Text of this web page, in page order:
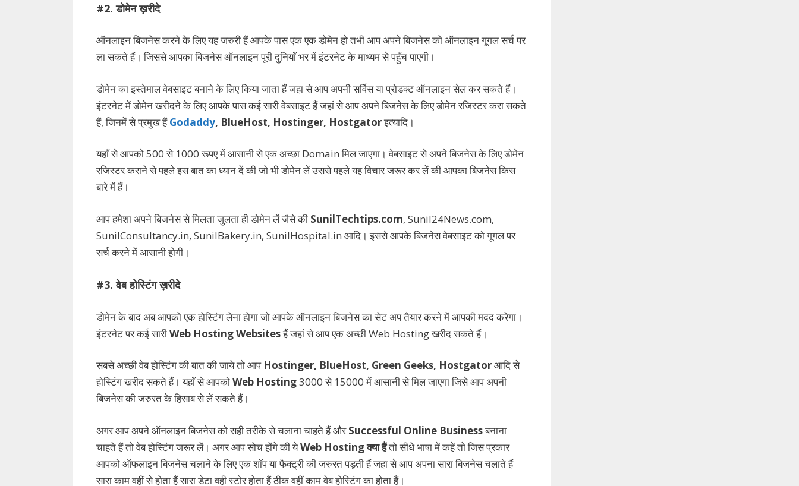
#2. डोमेन ख़रीदे
ऑनलाइन बिजनेस करने के लिए यह जरुरी हैं आपके पास एक एक डोमेन हो तभी आप अपने बिजनेस को ऑनलाइन गूगल सर्च पर
ला सकते हैं। जिससे आपका बिजनेस ऑनलाइन पूरी दुनियाँ भर में इंटरनेट के माध्यम से पहुँच पाएगी।
डोमेन का इस्तेमाल वेबसाइट बनाने के लिए किया जाता हैं जहा से आप अपनी सर्विस या प्रोडक्ट ऑनलाइन सेल कर सकते हैं।
इंटरनेट में डोमेन खरीदने के लिए आपके पास कई सारी वेबसाइट हैं जहां से आप अपने बिजनेस के लिए डोमेन रजिस्टर करा सकते
हैं, जिनमें से प्रमुख हैंGodaddy, BlueHost, Hostinger, Hostgatorइत्यादि।
यहाँ से आपको 500 से 1000 रूपए में आसानी से एक अच्छा Domain मिल जाएगा। वेबसाइट से अपने बिजनेस के लिए डोमेन
रजिस्टर कराने से पहले इस बात का ध्यान दें की जो भी डोमेन लें उससे पहले यह विचार जरूर कर लें की आपका बिजनेस किस
बारे में हैं।
आप हमेशा अपने बिजनेस से मिलता जुलता ही डोमेन लें जैसे की SunilTechtips.com, Sunil24News.com,
SunilConsultancy.in, SunilBakery.in, SunilHospital.in आदि। इससे आपके बिजनेस वेबसाइट को गूगल पर
सर्च करने में आसानी होगी।
#3. वेब होस्टिंग ख़रीदे
डोमेन के बाद अब आपको एक होस्टिंग लेना होगा जो आपके ऑनलाइन बिजनेस का सेट अप तैयार करने में आपकी मदद करेगा।
इंटरनेट पर कई सारीWeb Hosting Websitesहैं जहां से आप एक अच्छी Web Hosting खरीद सकते हैं।
सबसे अच्छी वेब होस्टिंग की बात की जाये तो आपHostinger, BlueHost, Green Geeks, Hostgatorआदि से
होस्टिंग खरीद सकते हैं। यहाँ से आपकोWeb Hosting3000 से 15000 में आसानी से मिल जाएगा जिसे आप अपनी
बिजनेस की जरुरत के हिसाब से लें सकते हैं।
अगर आप अपने ऑनलाइन बिजनेस को सही तरीके से चलाना चाहते हैं औरSuccessful Online Businessबनाना
चाहते हैं तो वेब होस्टिंग जरूर लें। अगर आप सोच होंगे की येWeb Hosting क्या हैंतो सीधे भाषा में कहें तो जिस प्रकार
आपको ऑफलाइन बिजनेस चलाने के लिए एक शॉप या फैक्ट्री की जरुरत पड़ती हैं जहा से आप अपना सारा बिजनेस चलाते हैं
सारा काम वहीं से होता हैं सारा डेटा वही स्टोर होता हैं ठीक वहीं काम वेब होस्टिंग का होता हैं।